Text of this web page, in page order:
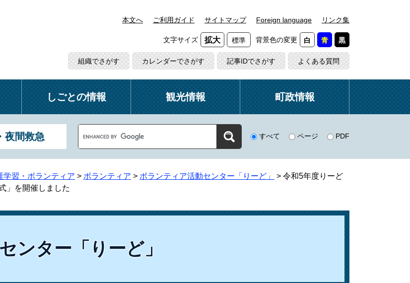
本文へ ご利用ガイド サイトマップ Foreign language リンク集
文字サイズ 拡大 標準 背景色の変更 白 青 黒
組織でさがす カレンダーでさがす 記事IDでさがす よくある質問
しごとの情報 観光情報 町政情報
夜間救急
o
g
タ
索
すべて ページ PDF
学習・ボランティア > ボランティア > ボランティア活動センター「りーど」 > 令和5年度りーど
」を開催しました
ンター「りーど」